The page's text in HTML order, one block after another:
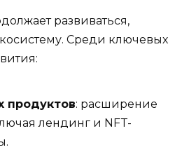
развиваться,
Среди ключевых
продуктов: расширение
лендинг и NFT-